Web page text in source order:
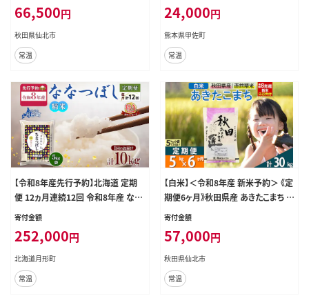
5kg定期便 お米定期便 白米 あきた
こまち ごはん 米 お米 精米5kg]
66,500円
秋田県仙北市
常温
森のくまさん おすすめ 熊本県 甲佐
町【価格改定ZR】
24,000円
熊本県甲佐町
常温
【令和8年産先行予約】北海道 定期
便 12ヵ月連続12回 令和8年産 なな
つぼし 5kg×2袋 特A 精米 米 白米
ンド米 おにぎり ふっくら 常温 お取り
寄せ 産地直送 R8年産
寄付金額
252,000円
北海道月形町
常温
【白米】＜令和8年産 新米予約＞ 《定
期便6ヶ月》秋田県産 あきたこまち 5
kg (5kg×1袋)×6回 5キロ お米 匠
5kg定期便 お米定期便 白米 あきた
こまち ごはん 米 お米 精米5kg]
寄付金額
57,000円
秋田県仙北市
常温